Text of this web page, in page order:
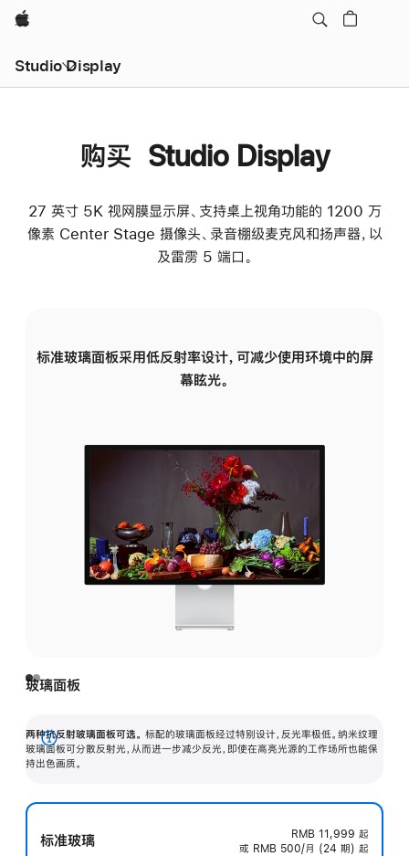
Apple
Studio Display
购买 Studio Display
27 英寸 5K 视网膜显示屏、支持桌上视角功能的 1200 万
像素 Center Stage 摄像头、录音棚级麦克风和扬声器，以
及雷雳 5 端口。
标准玻璃面板采用低反射率设计，可减少使用环境中的屏
幕眩光。
玻璃面板
两种抗反射玻璃面板可选。 标配的玻璃面板经过特别设计，反光率极低。纳米纹理
玻璃面板可分散反射光，从而进一步减少反光，即使在高亮光源的工作场所也能保
持出色画质。
展
开
标准玻璃 RMB 11,999 起
或 RMB 500/月 (24 期) 起